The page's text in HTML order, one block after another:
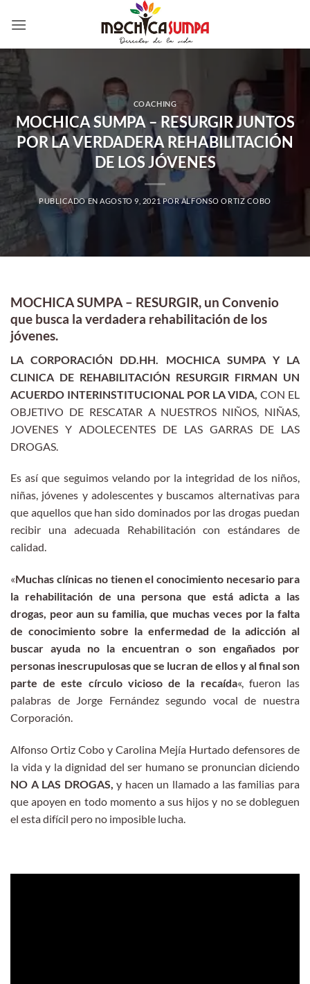
COACHING
MOCHICA SUMPA – RESURGIR JUNTOS
POR LA VERDADERA REHABILITACIÓN
DE LOS JÓVENES
PUBLICADO ENAGOSTO 9, 2021PORALFONSO ORTIZ COBO
MOCHICA SUMPA – RESURGIR, un Convenio
que busca la verdadera rehabilitación de los
jóvenes.
LA CORPORACIÓN DD.HH. MOCHICA SUMPA Y LA
CLINICA DE REHABILITACIÓN RESURGIR FIRMAN UN
ACUERDO INTERINSTITUCIONAL POR LA VIDA,CON EL
OBJETIVO DE RESCATAR A NUESTROS NIÑOS, NIÑAS,
JOVENES Y ADOLECENTES DE LAS GARRAS DE LAS
DROGAS.
Es así que seguimos velando por la integridad de los niños,
niñas, jóvenes y adolescentes y buscamos alternativas para
que aquellos que han sido dominados por las drogas puedan
recibir una adecuada Rehabilitación con estándares de
calidad.
«Muchas clínicas no tienen el conocimiento necesario para
la rehabilitación de una persona que está adicta a las
drogas, peor aun su familia, que muchas veces por la falta
de conocimiento sobre la enfermedad de la adicción al
buscar ayuda no la encuentran o son engañados por
personas inescrupulosas que se lucran de ellos y al final son
parte de este círculo vicioso de la recaída«, fueron las
palabras de Jorge Fernández segundo vocal de nuestra
Corporación.
Alfonso Ortiz Cobo y Carolina Mejía Hurtado defensores de
la vida y la dignidad del ser humano se pronuncian diciendo
NO A LAS DROGAS,y hacen un llamado a las familias para
que apoyen en todo momento a sus hijos y no se dobleguen
el esta difícil pero no imposible lucha.